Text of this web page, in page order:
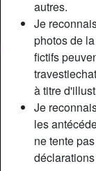
autres.
Je
photos de
fictifs
à titre
Je
les
ne tente
Épilé(e):
Fumeur(euse):
Salut les
salopes…. Je
pénétration sur
même en
c’est votre